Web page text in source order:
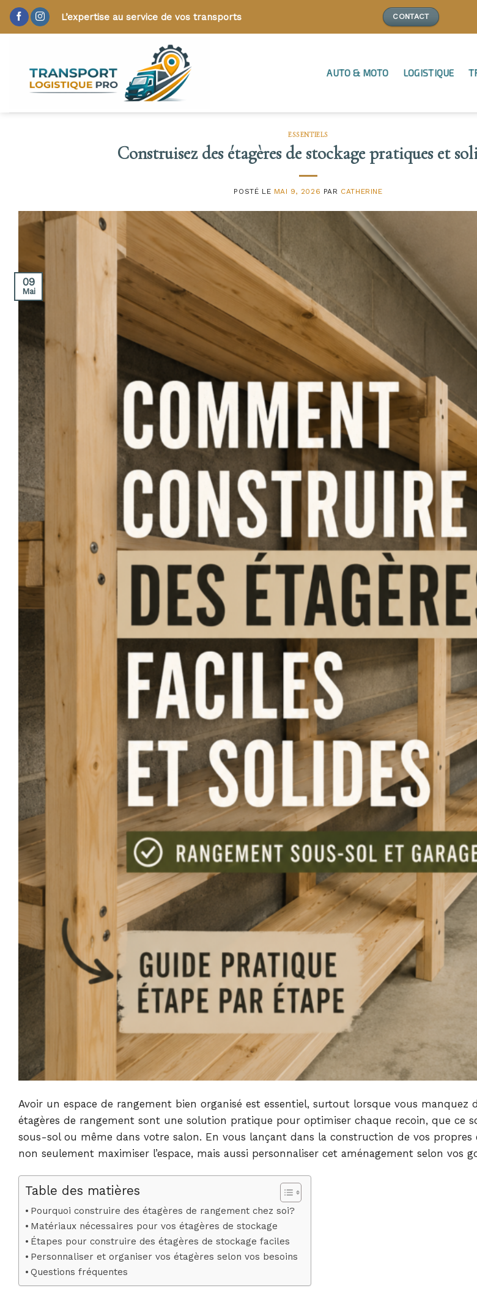
Skip
L’expertise au service de vos transports CONTACT
AUTO & MOTO LOGISTIQUE
ESSENTIELS
Construisez des étagères de stockage pratiques et
POSTÉ LE MAI 9, 2026 PAR CATHERINE
09
Mai
Avoir un espace de rangement bien organisé est essentiel, surtout lorsque vous manquez
étagères de rangement sont une solution pratique pour optimiser chaque recoin, que ce
sous-sol ou même dans votre salon. En vous lançant dans la construction de vos propres
non seulement maximiser l’espace, mais aussi personnaliser cet aménagement selon vos
Table des matières
Pourquoi construire des étagères de rangement chez soi?
Matériaux nécessaires pour vos étagères de stockage
Étapes pour construire des étagères de stockage faciles
Personnaliser et organiser vos étagères selon vos besoins
Questions fréquentes